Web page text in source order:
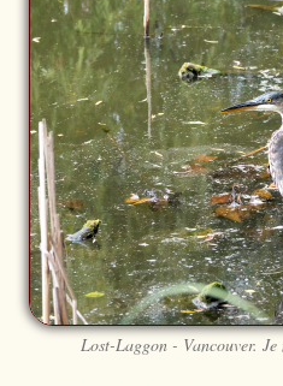
Lost-Laggon - Vancouver.